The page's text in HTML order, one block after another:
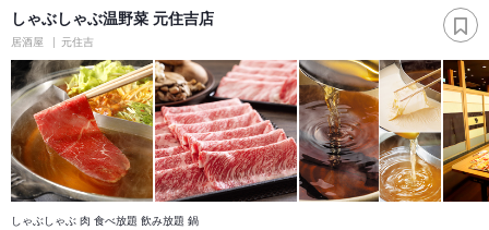
しゃぶしゃぶ温野菜 元住吉店
居酒屋 元住吉
しゃぶしゃぶ 肉 食べ放題 飲み放題 鍋